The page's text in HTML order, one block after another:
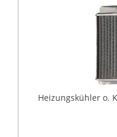
Heizungskühler o.